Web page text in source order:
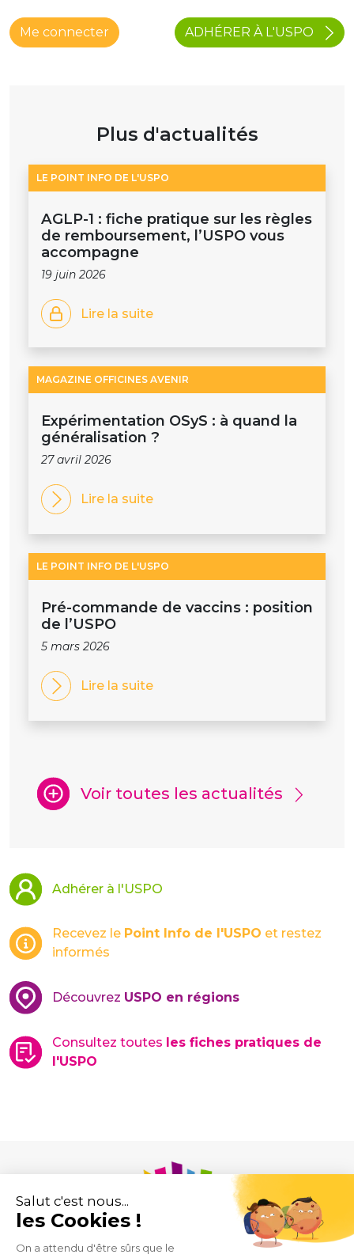
Me connecter ADHÉRER À L'USPO
Plus d'actualités
LE POINT INFO DE L'USPO
AGLP-1 : fiche pratique sur les règles
de remboursement, l’USPO vous
accompagne
19 juin 2026
Lire la suite
MAGAZINE OFFICINES AVENIR
Expérimentation OSyS : à quand la
généralisation ?
27 avril 2026
Lire la suite
LE POINT INFO DE L'USPO
Pré-commande de vaccins : position
de l’USPO
5 mars 2026
Lire la suite
Voir toutes les actualités
Adhérer à l'USPO
Recevez le Point Info de l'USPO et restez
informés
Découvrez USPO en régions
Consultez toutes les fiches pratiques de
l'USPO